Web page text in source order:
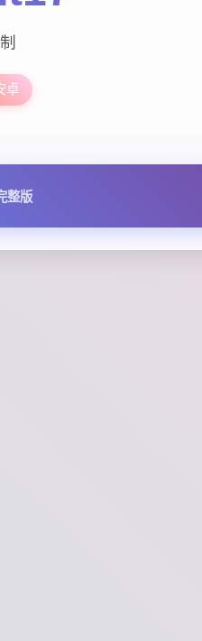
卓
整版